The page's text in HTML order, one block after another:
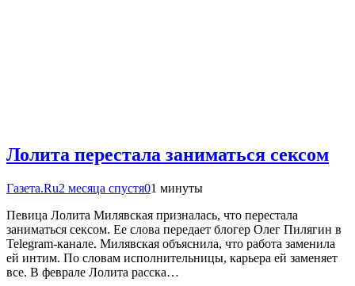
Лолита перестала заниматься сексом
Газета.Ru2 месяца спустя01 минуты
Певица Лолита Милявская призналась, что перестала
заниматься сексом. Ее слова передает блогер Олег Пилягин в
Telegram-канале. Милявская объяснила, что работа заменила
ей интим. По словам исполнительницы, карьера ей заменяет
все. В феврале Лолита расска…